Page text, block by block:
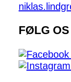
FØLG OS